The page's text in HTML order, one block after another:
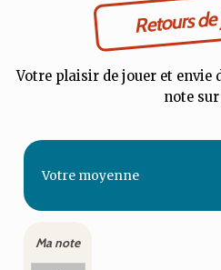
Retours
Votre plaisir de jouer et envie
note sur
Votre moyenne
Ma note